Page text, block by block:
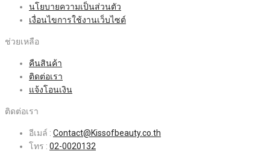
นโยบายความเป็นส่วนตัว
เงื่อนไขการใช้งานเว็บไซต์
ช่วยเหลือ
คืนสินค้า
ติดต่อเรา
แจ้งโอนเงิน
ติดต่อเรา
อีเมล์ : Contact@Kissofbeauty.co.th
โทร : 02-0020132